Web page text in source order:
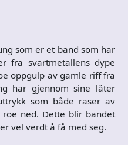
som er et band som har
fra svartmetallens dype
oppgulp av gamle riff fra
har gjennom sine låter
som både raser av
ned. Dette blir bandet
vel verdt å få med seg.